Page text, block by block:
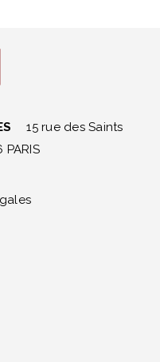
15 rue des Saints
PARIS